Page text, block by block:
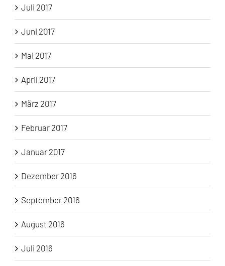
Juli 2017
Juni 2017
Mai 2017
April 2017
März 2017
Februar 2017
Januar 2017
Dezember 2016
September 2016
August 2016
Juli 2016